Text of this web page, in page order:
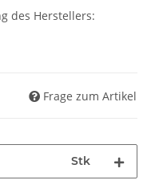
des Herstellers:
Frage zum Artikel
Stk